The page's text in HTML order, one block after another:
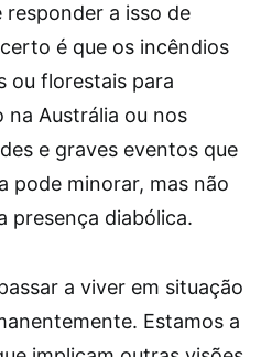
a isso de
é que os incêndios
ou florestais para
na Austrália ou nos
e graves eventos que
pode minorar, mas não
presença diabólica.
a viver em situação
Estamos a